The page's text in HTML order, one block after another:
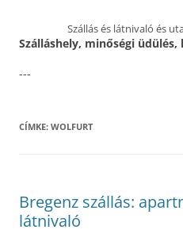
Szállás és látnivaló és
Szálláshely, minőségi
---
CÍMKE: WOLFURT
Bregenz szállás:
látnivaló